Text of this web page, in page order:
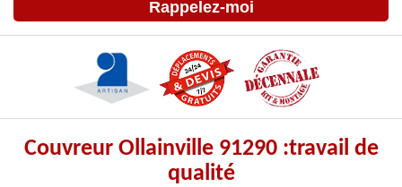
Couvreur Ollainville 91290 :travail de
qualité